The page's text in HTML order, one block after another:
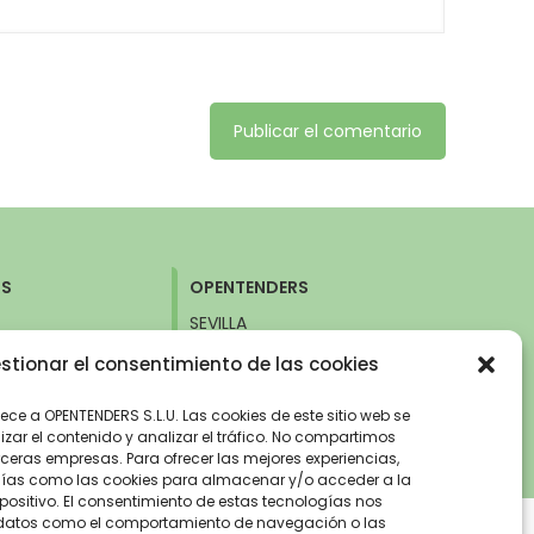
el consentimiento de las cookies
a OPENTENDERS S.L.U. Las cookies de este sitio web se
el contenido y analizar el tráfico. No compartimos
empresas. Para ofrecer las mejores experiencias,
como las cookies para almacenar y/o acceder a la
El consentimiento de estas tecnologías nos
como el comportamiento de navegación o las
(Nuevos
OPENTENDERS
SEVILLA
41020 Sevilla